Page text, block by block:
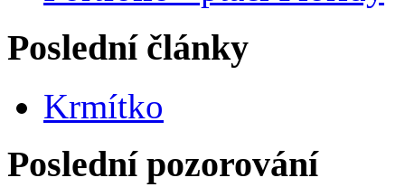
Poslední články
Krmítko
Poslední pozorování